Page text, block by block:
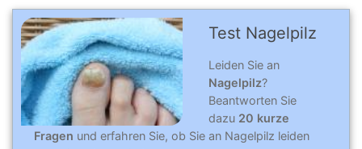
Test Nagelpilz
Leiden Sie an
Nagelpilz?
Beantworten Sie
dazu 20 kurze
Fragen und erfahren Sie, ob Sie an Nagelpilz leiden